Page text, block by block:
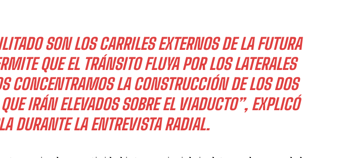
SON LOS CARRILES EXTERNOS DE LA FUTURA
QUE EL TRÁNSITO FLUYA POR LOS LATERALES
CONCENTRAMOS LA CONSTRUCCIÓN DE LOS DOS
IRÁN ELEVADOS SOBRE EL VIADUCTO”, EXPLICÓ
DURANTE LA ENTREVISTA RADIAL.